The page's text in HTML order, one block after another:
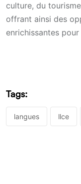
culture, du
offrant ainsi des
enrichissantes
Tags:
langues llce